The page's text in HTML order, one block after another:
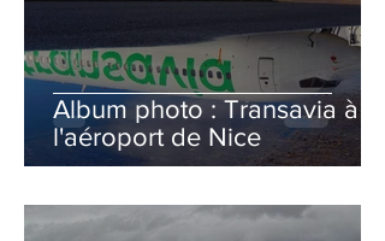
Album photo : Transavia à
l'aéroport de Nice